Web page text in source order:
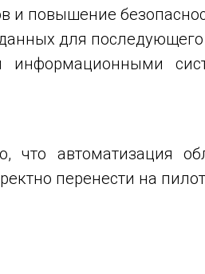
и повышение
для последующего
информационными
автоматизация
перенести на